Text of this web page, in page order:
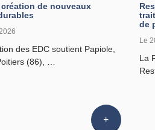
de nouveaux
des EDC soutient Papiole,
(86), …
de
Le
La